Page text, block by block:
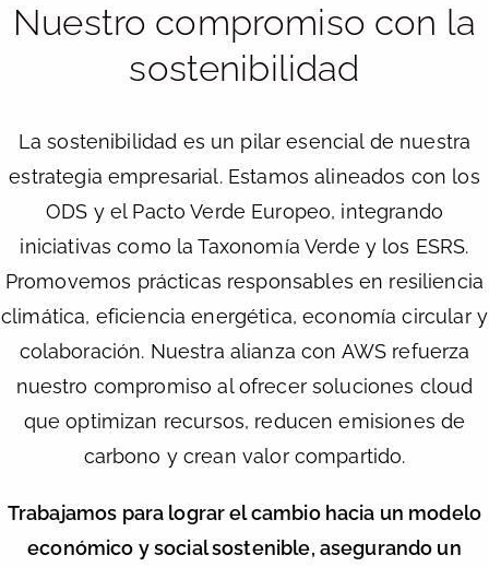
Nuestro compromiso con la
sostenibilidad
La sostenibilidad es un pilar esencial de nuestra
estrategia empresarial. Estamos alineados con los
ODS y el Pacto Verde Europeo, integrando
iniciativas como la Taxonomía Verde y los ESRS.
Promovemos prácticas responsables en resiliencia
climática, eficiencia energética, economía circular y
colaboración. Nuestra alianza con AWS refuerza
nuestro compromiso al ofrecer soluciones cloud
que optimizan recursos, reducen emisiones de
carbono y crean valor compartido.
Trabajamos para lograr el cambio hacia un modelo
económico y social sostenible, asegurando un